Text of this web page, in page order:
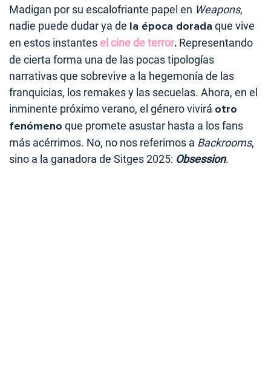
Madigan por su escalofriante papel en Weapons,
nadie puede dudar ya de la época dorada que vive
en estos instantes el cine de terror. Representando
de cierta forma una de las pocas tipologías
narrativas que sobrevive a la hegemonía de las
franquicias, los remakes y las secuelas. Ahora, en el
inminente próximo verano, el género vivirá otro
fenómeno que promete asustar hasta a los fans
más acérrimos. No, no nos referimos a Backrooms,
sino a la ganadora de Sitges 2025: Obsession.